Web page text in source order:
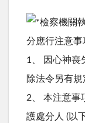
檢察機關
分應行注意事
1、 因心神喪
除法令另有規
2、 本注意事
護處分人 (以